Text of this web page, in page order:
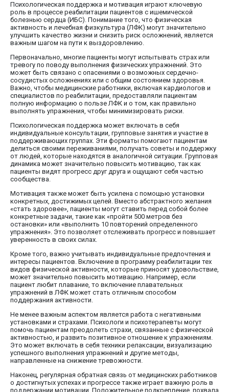
Психологическая поддержка и мотивация играют ключевую
роль в процессе реабилитации пациентов с ишемической
болезнью сердца (ИБС). Понимание того, что физическая
активность и лечебная физкультура (ЛФК) могут значительно
улучшить качество жизни и снизить риск осложнений, является
важным шагом на пути к выздоровлению.
Первоначально, многие пациенты могут испытывать страх или
тревогу по поводу выполнения физических упражнений. Это
может быть связано с опасениями о возможных сердечно-
сосудистых осложнениях или с общим состоянием здоровья.
Важно, чтобы медицинские работники, включая кардиологов и
специалистов по реабилитации, предоставляли пациентам
полную информацию о пользе ЛФК и о том, как правильно
выполнять упражнения, чтобы минимизировать риски.
Психологическая поддержка может включать в себя
индивидуальные консультации, групповые занятия и участие в
поддерживающих группах. Эти форматы помогают пациентам
делиться своими переживаниями, получать советы и поддержку
от людей, которые находятся в аналогичной ситуации. Групповая
динамика может значительно повысить мотивацию, так как
пациенты видят прогресс друг друга и ощущают себя частью
сообщества.
Мотивация также может быть усилена с помощью установки
конкретных, достижимых целей. Вместо абстрактного желания
«стать здоровее», пациенты могут ставить перед собой более
конкретные задачи, такие как «пройти 500 метров без
остановки» или «выполнить 10 повторений определенного
упражнения». Это позволяет отслеживать прогресс и повышает
уверенность в своих силах.
Кроме того, важно учитывать индивидуальные предпочтения и
интересы пациентов. Включение в программу реабилитации тех
видов физической активности, которые приносят удовольствие,
может значительно повысить мотивацию. Например, если
пациент любит плавание, то включение плавательных
упражнений в ЛФК может стать отличным способом
поддержания активности.
Не менее важным аспектом является работа с негативными
установками и страхами. Психологи и психотерапевты могут
помочь пациентам преодолеть страхи, связанные с физической
активностью, и развить позитивное отношение к упражнениям.
Это может включать в себя техники релаксации, визуализацию
успешного выполнения упражнений и другие методы,
направленные на снижение тревожности.
Наконец, регулярная обратная связь от медицинских работников
о достигнутых успехах и прогрессе также играет важную роль в
поддержании мотивации. Положительное подкрепление, похвала